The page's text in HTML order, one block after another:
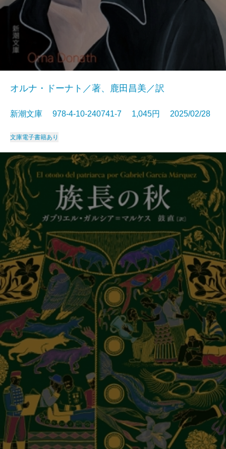
オルナ・ドーナト／著、鹿田昌美／訳
新潮文庫 978-4-10-240741-7 1,045円 2025/02/28
文庫電子書籍あり